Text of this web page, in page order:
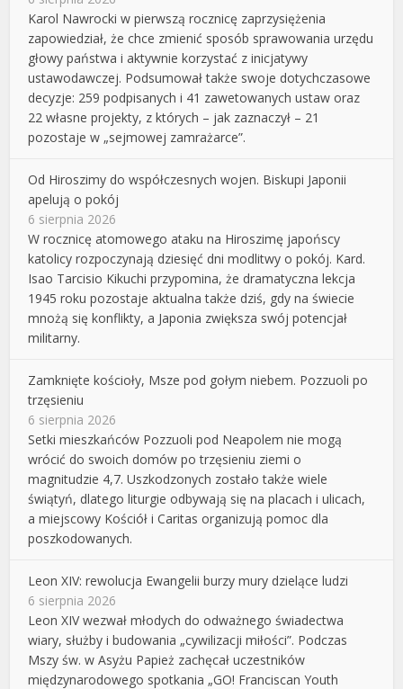
Karol Nawrocki w pierwszą rocznicę zaprzysiężenia
zapowiedział, że chce zmienić sposób sprawowania urzędu
głowy państwa i aktywnie korzystać z inicjatywy
ustawodawczej. Podsumował także swoje dotychczasowe
decyzje: 259 podpisanych i 41 zawetowanych ustaw oraz
22 własne projekty, z których – jak zaznaczył – 21
pozostaje w „sejmowej zamrażarce”.
Od Hiroszimy do współczesnych wojen. Biskupi Japonii
apelują o pokój
6 sierpnia 2026
W rocznicę atomowego ataku na Hiroszimę japońscy
katolicy rozpoczynają dziesięć dni modlitwy o pokój. Kard.
Isao Tarcisio Kikuchi przypomina, że dramatyczna lekcja
1945 roku pozostaje aktualna także dziś, gdy na świecie
mnożą się konflikty, a Japonia zwiększa swój potencjał
militarny.
Zamknięte kościoły, Msze pod gołym niebem. Pozzuoli po
trzęsieniu
6 sierpnia 2026
Setki mieszkańców Pozzuoli pod Neapolem nie mogą
wrócić do swoich domów po trzęsieniu ziemi o
magnitudzie 4,7. Uszkodzonych zostało także wiele
świątyń, dlatego liturgie odbywają się na placach i ulicach,
a miejscowy Kościół i Caritas organizują pomoc dla
poszkodowanych.
Leon XIV: rewolucja Ewangelii burzy mury dzielące ludzi
6 sierpnia 2026
Leon XIV wezwał młodych do odważnego świadectwa
wiary, służby i budowania „cywilizacji miłości”. Podczas
Mszy św. w Asyżu Papież zachęcał uczestników
międzynarodowego spotkania „GO! Franciscan Youth